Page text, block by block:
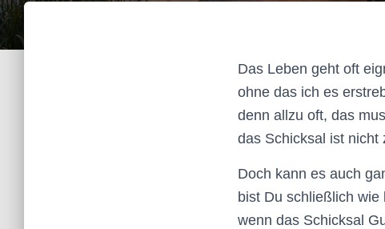
Das Leben geht oft
ohne das ich es
denn allzu oft, das
das Schicksal ist nicht
Doch kann es auch
bist Du schließlich wie
wenn das Schicksal